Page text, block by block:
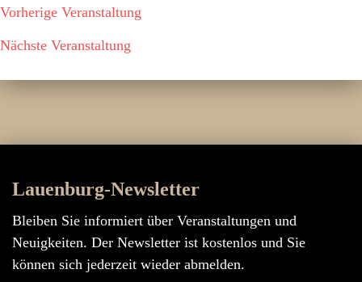
Vorherige Veranstaltung
Nächste Veranstaltung
Lauenburg-Newsletter
Bleiben Sie informiert über Veranstaltungen und
Neuigkeiten. Der Newsletter ist kostenlos und Sie
können sich jederzeit wieder abmelden.